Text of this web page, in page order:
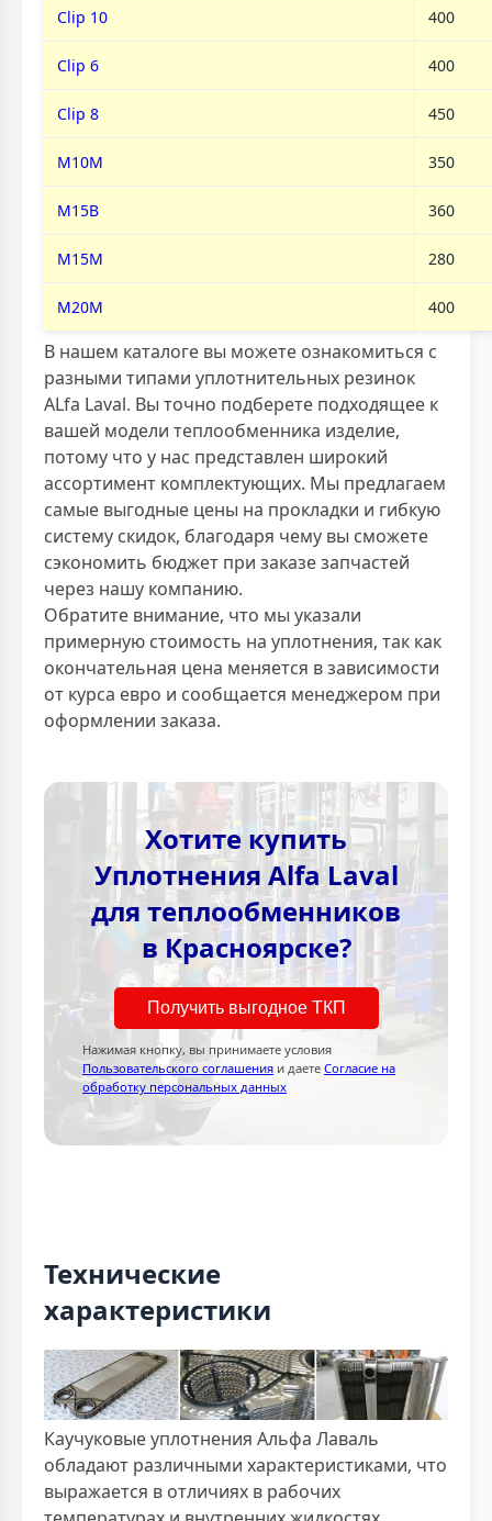
Clip 10 400
Clip 6 400
Clip 8 450
M10M 350
M15B 360
M15M 280
M20M 400
В нашем каталоге вы можете ознакомиться с
разными типами уплотнительных резинок
ALfa Laval. Вы точно подберете подходящее к
вашей модели теплообменника изделие,
потому что у нас представлен широкий
ассортимент комплектующих. Мы предлагаем
самые выгодные цены на прокладки и гибкую
систему скидок, благодаря чему вы сможете
сэкономить бюджет при заказе запчастей
через нашу компанию.
Обратите внимание, что мы указали
примерную стоимость на уплотнения, так как
окончательная цена меняется в зависимости
от курса евро и сообщается менеджером при
оформлении заказа.
Хотите купить
Уплотнения Alfa Laval
для теплообменников
в Красноярске?
Получить выгодное ТКП
Нажимая кнопку, вы принимаете условия
Пользовательского соглашения и даете Согласие на
обработку персональных данных
Технические
характеристики
Каучуковые уплотнения Альфа Лаваль
обладают различными характеристиками, что
выражается в отличиях в рабочих